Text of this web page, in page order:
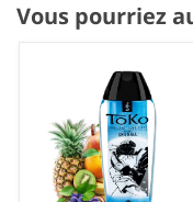
Vous pourriez